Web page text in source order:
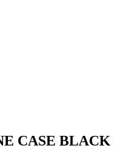
CASE BLACK